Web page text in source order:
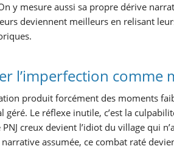
y mesure aussi sa propre dérive
deviennent meilleurs en relisant
l’imperfection comme
produit forcément des moments
géré. Le réflexe inutile, c’est la
PNJ creux devient l’idiot du village qui
assumée, ce combat raté